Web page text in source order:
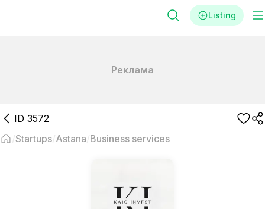
Listing
Реклама
ID 3572
Startups Astana Business services